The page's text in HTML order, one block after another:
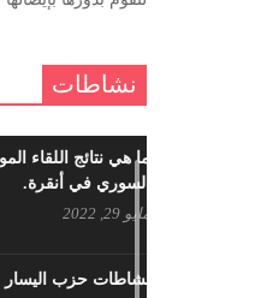
ننساك – خالد
نشاطات
ما هي نتائج اللقاء
السوري في أنقرة.
مايو 29, 2022
نشاطات حزب اليسار